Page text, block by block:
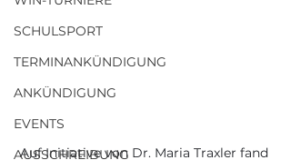
SCHULSPORT
TERMINANKÜNDIGUNG
ANKÜNDIGUNG
EVENTS
AUSSCHREIBUNG
Auf Initiative von Dr. Maria Traxler fand